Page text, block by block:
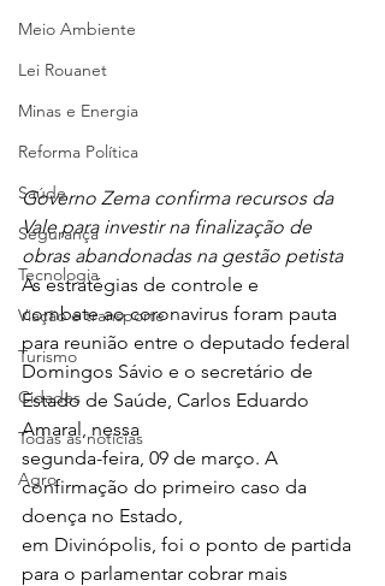
Meio Ambiente
Lei Rouanet
Minas e Energia
Reforma Política
Saúde
Segurança
Tecnologia
Viação e transporte
Turismo
Cidades
Todas as notícias
Agro
Governo Zema confirma recursos da
Vale para investir na finalização de
obras abandonadas na gestão petista
As estratégias de controle e
combate ao coronavirus foram pauta
para reunião entre o deputado federal
Domingos Sávio e o secretário de
Estado de Saúde, Carlos Eduardo
Amaral, nessa
segunda-feira, 09 de março. A
confirmação do primeiro caso da
doença no Estado,
em Divinópolis, foi o ponto de partida
para o parlamentar cobrar mais